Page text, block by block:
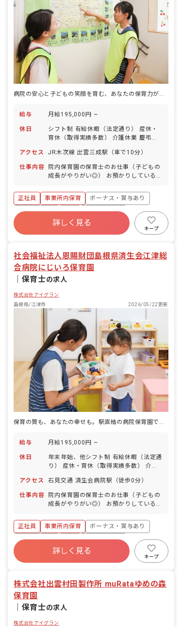
病院の安心と子どもの笑顔を育む、あなたの保育力が輝く場所
給与 月給195,000円 ~
休日
シフト制 有給休暇（法定通り） 産休・
育休（取得実績多数） 介護休業 慶弔休
日以上の休日を付与）
アクセス JR木次線 出雲三成駅（車で10分）
仕事内容
院内保育園の保育士のお仕事（子どもの
成長がやりがい◎） お預かりしている子
食事・睡眠・排泄・清潔・衣類の着脱等
・集団生活を通じた社会性の装着 ・行事
の計画・実行、お知らせの作成
正社員 事業所内保育
ボーナス・賞与あり
社会保険完備
有給
福利厚生充実
昇給昇進あり
産休育休制度
詳しく見る
キープ
社会福祉法人恩賜財団島根県済生会江津総
合病院にじいろ保育園
保育士の求人
株式会社アイグラン
島根県/江津市
2026/05/22更新
保育の質も、あなたの幸せも。駅直結の病院保育園で笑顔の花を咲かせよう
給与 月給195,000円 ~
休日
年末年始、他シフト制 有給休暇（法定通
り） 産休・育休（取得実績多数） 介護
または4週4日以上の休日を付与）
アクセス 石見交通 済生会病院駅（徒歩0分）
仕事内容
院内保育園の保育士のお仕事（子どもの
成長がやりがい◎） お預かりしている子
食事・睡眠・排泄・清潔・衣類の着脱等
・集団生活を通じた社会性の装着 ・行事
の計画・実行、お知らせの作成
正社員 事業所内保育
ボーナス・賞与あり
社会保険完備
有給
福利厚生充実
昇給昇進あり
産休育休制度
詳しく見る
キープ
株式会社出雲村田製作所 muRataゆめの森
保育園
保育士の求人
株式会社アイグラン